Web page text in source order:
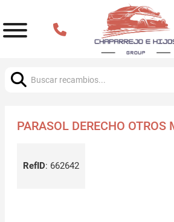
PARASOL DERECHO OTROS
RefID: 662642